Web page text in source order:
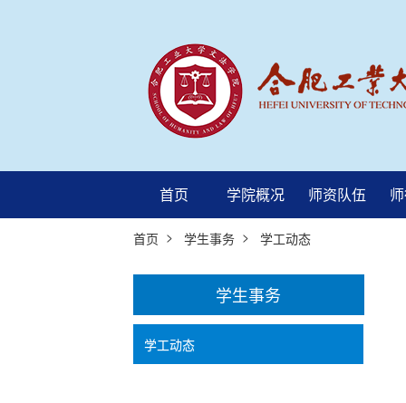
首页 学院概况 师资队伍
首页 > 学生事务> 学工动态
学生事务
学工动态